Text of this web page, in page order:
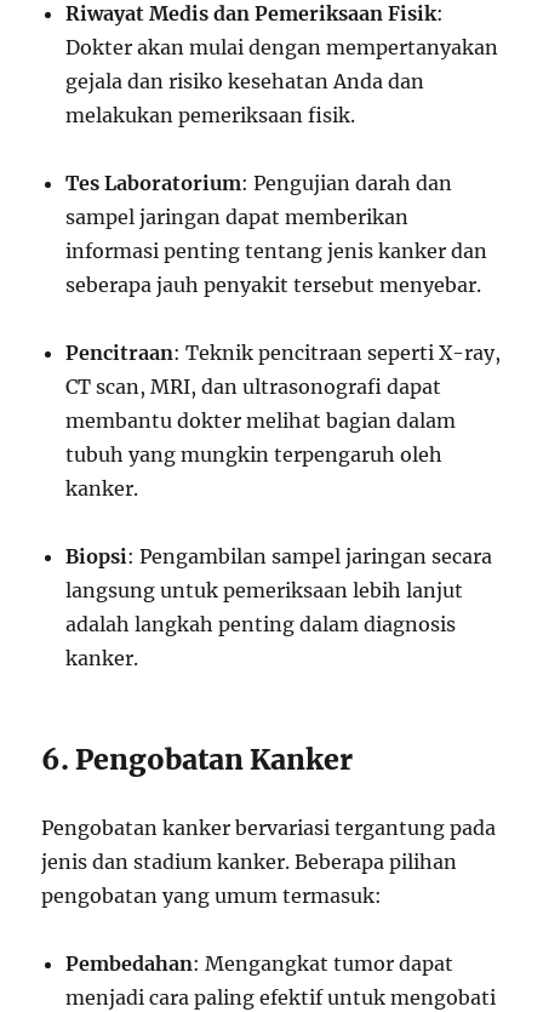
Riwayat Medis dan Pemeriksaan Fisik:
Dokter akan mulai dengan mempertanyakan
gejala dan risiko kesehatan Anda dan
melakukan pemeriksaan fisik.
Tes Laboratorium: Pengujian darah dan
sampel jaringan dapat memberikan
informasi penting tentang jenis kanker dan
seberapa jauh penyakit tersebut menyebar.
Pencitraan: Teknik pencitraan seperti X-ray,
CT scan, MRI, dan ultrasonografi dapat
membantu dokter melihat bagian dalam
tubuh yang mungkin terpengaruh oleh
kanker.
Biopsi: Pengambilan sampel jaringan secara
langsung untuk pemeriksaan lebih lanjut
adalah langkah penting dalam diagnosis
kanker.
6. Pengobatan Kanker
Pengobatan kanker bervariasi tergantung pada
jenis dan stadium kanker. Beberapa pilihan
pengobatan yang umum termasuk:
Pembedahan: Mengangkat tumor dapat
menjadi cara paling efektif untuk mengobati